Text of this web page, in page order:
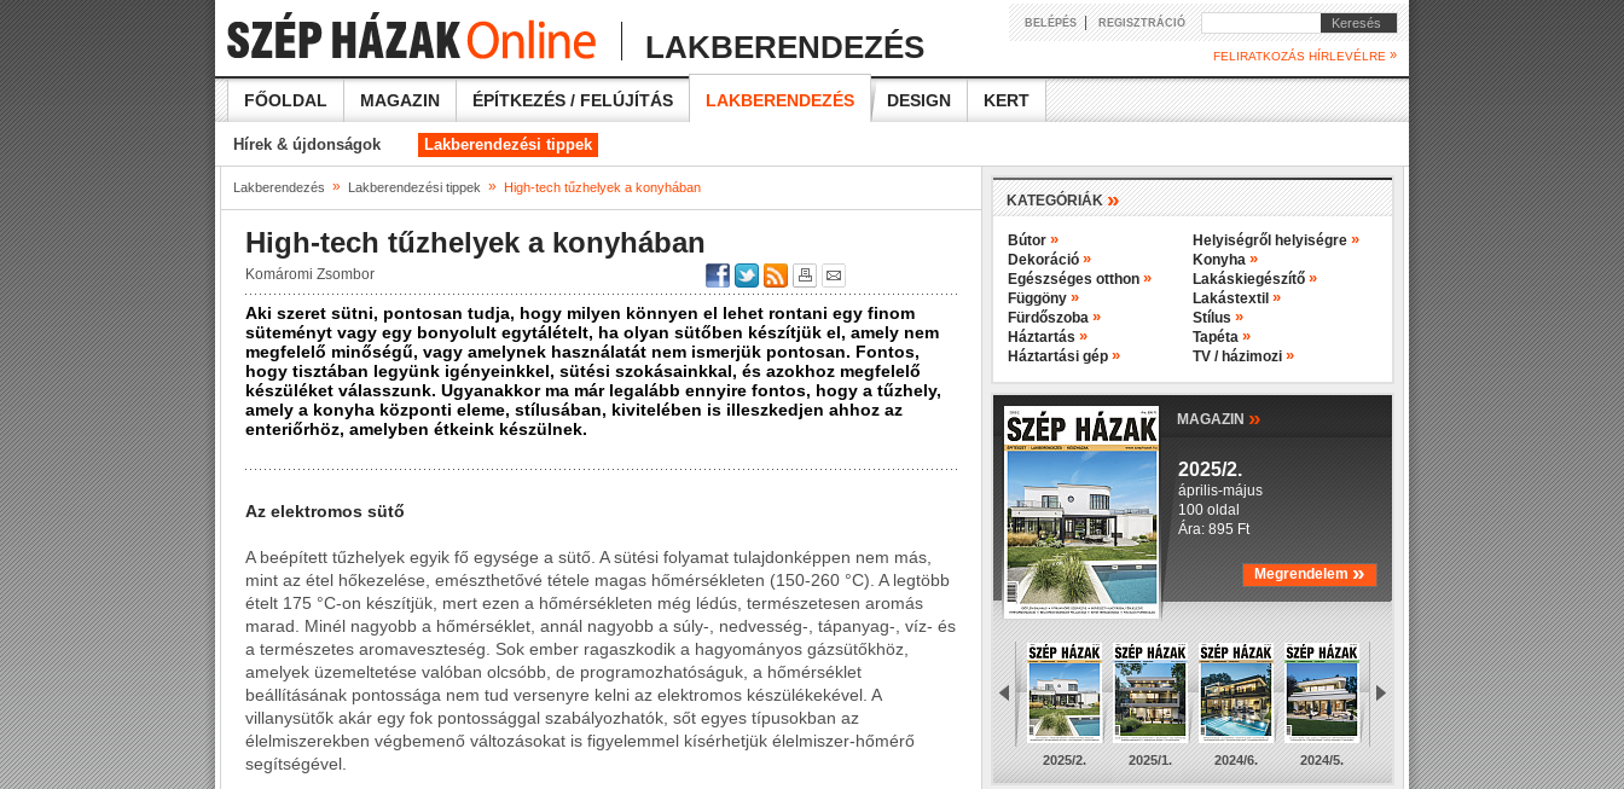
LAKBERENDEZÉS
BELÉPÉS| REGISZTRÁCIÓ Keresés
FELIRATKOZÁS HÍRLEVÉLRE »
FŐOLDAL MAGAZIN ÉPÍTKEZÉS / FELÚJÍTÁS LAKBERENDEZÉS DESIGN KERT
Hírek & újdonságok Lakberendezési tippek
Lakberendezés » Lakberendezési tippek » High-tech tűzhelyek a konyhában
High-tech tűzhelyek a konyhában
Komáromi Zsombor
Aki szeret sütni, pontosan tudja, hogy milyen könnyen el lehet rontani egy finom
süteményt vagy egy bonyolult egytálételt, ha olyan sütőben készítjük el, amely nem
megfelelő minőségű, vagy amelynek használatát nem ismerjük pontosan. Fontos,
hogy tisztában legyünk igényeinkkel, sütési szokásainkkal, és azokhoz megfelelő
készüléket válasszunk. Ugyanakkor ma már legalább ennyire fontos, hogy a tűzhely,
amely a konyha központi eleme, stílusában, kivitelében is illeszkedjen ahhoz az
enteriőrhöz, amelyben étkeink készülnek.
Az elektromos sütő
A beépített tűzhelyek egyik fő egysége a sütő. A sütési folyamat tulajdonképpen nem más,
mint az étel hőkezelése, emészthetővé tétele magas hőmérsékleten (150-260 °C). A legtöbb
ételt 175 °C-on készítjük, mert ezen a hőmérsékleten még lédús, természetesen aromás
marad. Minél nagyobb a hőmérséklet, annál nagyobb a súly-, nedvesség-, tápanyag-, víz- és
a természetes aromaveszteség. Sok ember ragaszkodik a hagyományos gázsütőkhöz,
amelyek üzemeltetése valóban olcsóbb, de programozhatóságuk, a hőmérséklet
beállításának pontossága nem tud versenyre kelni az elektromos készülékekével. A
villanysütők akár egy fok pontossággal szabályozhatók, sőt egyes típusokban az
élelmiszerekben végbemenő változásokat is figyelemmel kísérhetjük élelmiszer-hőmérő
segítségével.
KATEGÓRIÁK»
Bútor »
Dekoráció »
Egészséges otthon »
Függöny »
Fürdőszoba »
Háztartás »
Háztartási gép »
Helyiségről helyiségre »
Konyha »
Lakáskiegészítő »
Lakástextil »
Stílus »
Tapéta »
TV / házimozi »
MAGAZIN »
2025/2.
április-május
100 oldal
Ára: 895 Ft
Megrendelem »
2025/2. 2025/1. 2024/6. 2024/5.